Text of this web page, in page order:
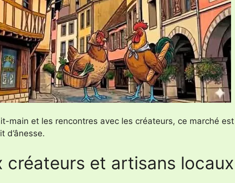
main et les rencontres avec les créateurs, ce marché
d’ânesse.
créateurs et artisans locaux